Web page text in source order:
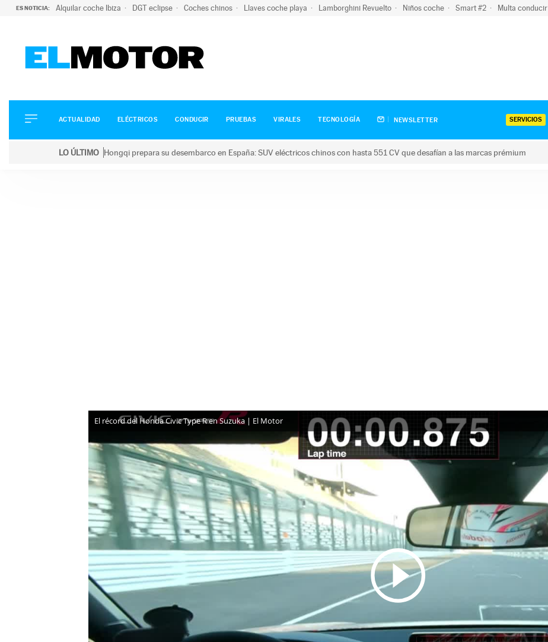
ES NOTICIA: Alquilar coche Ibiza DGT eclipse Coches chinos Llaves coche playa Lamborghini Revuelto Niños coche Smart #2 Multa conducir
ELÉCTRICOS
CONDUCIR
ACTUALIDAD ELÉCTRICOS CONDUCIR PRUEBAS VIRALES TECNOLOGÍA NEWSLETTER SERVICIOS
LO ÚLTIMO Hongqi prepara su desembarco en España: SUV eléctricos chinos con hasta 551 CV que desafían a las marcas prémium
El récord del Honda Civic Type R en Suzuka | El Motor